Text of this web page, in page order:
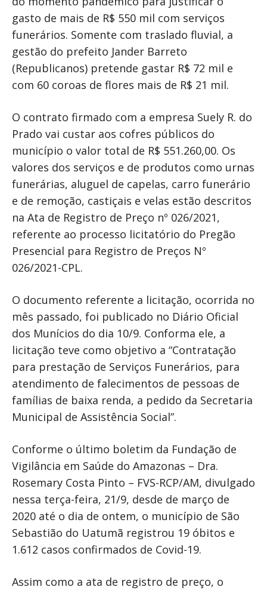
gasto de mais de R$ 550 mil com serviços
funerários. Somente com traslado fluvial, a
gestão do prefeito Jander Barreto
(Republicanos) pretende gastar R$ 72 mil e
com 60 coroas de flores mais de R$ 21 mil.
O contrato firmado com a empresa Suely R. do
Prado vai custar aos cofres públicos do
município o valor total de R$ 551.260,00. Os
valores dos serviços e de produtos como urnas
funerárias, aluguel de capelas, carro funerário
e de remoção, castiçais e velas estão descritos
na Ata de Registro de Preço nº 026/2021,
referente ao processo licitatório do Pregão
Presencial para Registro de Preços Nº
026/2021-CPL.
O documento referente a licitação, ocorrida no
mês passado, foi publicado no Diário Oficial
dos Munícios do dia 10/9. Conforma ele, a
licitação teve como objetivo a “Contratação
para prestação de Serviços Funerários, para
atendimento de falecimentos de pessoas de
famílias de baixa renda, a pedido da Secretaria
Municipal de Assistência Social”.
Conforme o último boletim da Fundação de
Vigilância em Saúde do Amazonas – Dra.
Rosemary Costa Pinto – FVS-RCP/AM, divulgado
nessa terça-feira, 21/9, desde de março de
2020 até o dia de ontem, o município de São
Sebastião do Uatumã registrou 19 óbitos e
1.612 casos confirmados de Covid-19.
Assim como a ata de registro de preço, o